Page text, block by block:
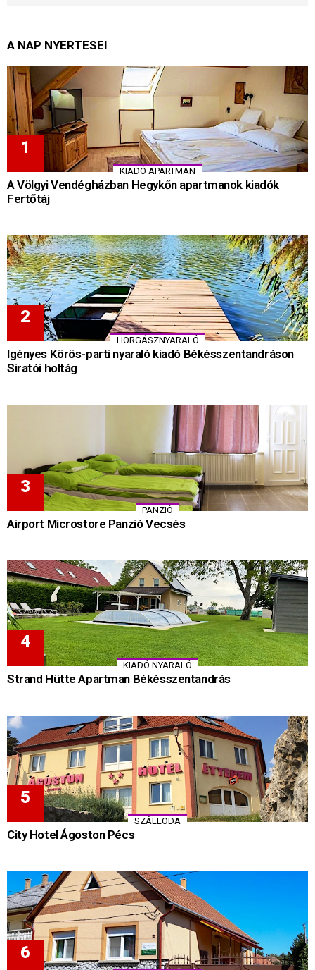
A NAP NYERTESEI
KIADÓ APARTMAN
A Völgyi Vendégházban Hegykőn apartmanok kiadók
Fertőtáj
HORGÁSZNYARALÓ
Igényes Körös-parti nyaraló kiadó Békésszentandráson
Siratói holtág
PANZIÓ
Airport Microstore Panzió Vecsés
KIADÓ NYARALÓ
Strand Hütte Apartman Békésszentandrás
SZÁLLODA
City Hotel Ágoston Pécs